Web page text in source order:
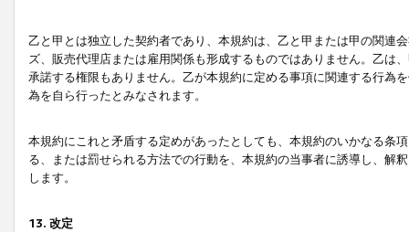
乙と甲とは独立した契約者であり、本規約は、乙と甲または甲の関連
ズ、販売代理店または雇用関係も形成するものではありません。乙は
承諾する権限もありません。乙が本規約に定める事項に関連する行為
為を自ら行ったとみなされます。
本規約にこれと矛盾する定めがあったとしても、本規約のいかなる条
る、または罰せられる方法での行動を、本規約の当事者に誘導し、解
します。
13. 改定